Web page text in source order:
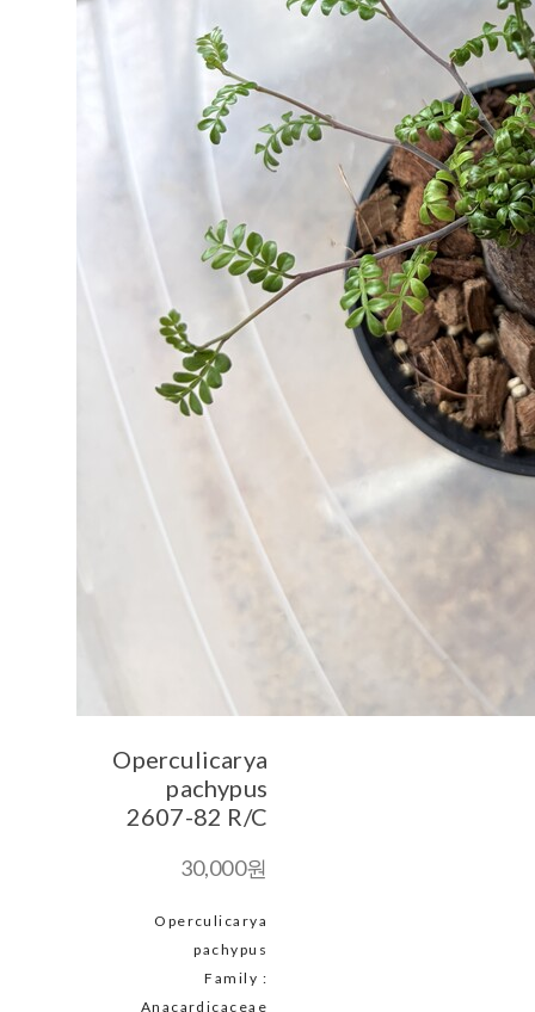
Operculicarya
pachypus
2607-82 R/C
30,000원
Operculicarya
pachypus
Family :
Anacardicaceae